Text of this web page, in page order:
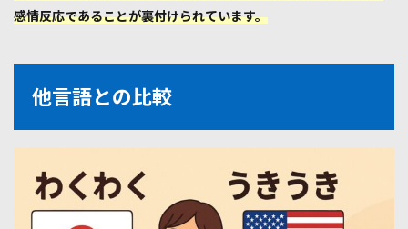
感情反応であることが裏付けられています。
他言語との比較